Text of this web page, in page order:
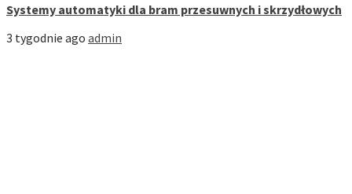
Systemy automatyki dla bram przesuwnych i skrzydłowych
3 tygodnie ago admin